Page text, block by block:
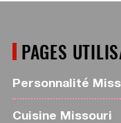
PAGES
Personnalité
Cuisine Missouri